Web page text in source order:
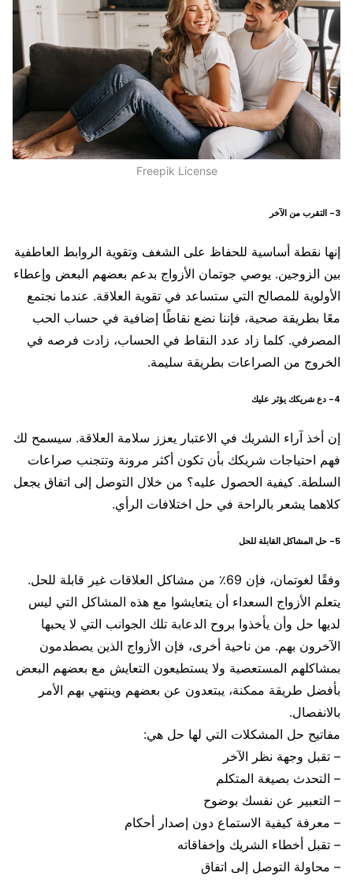
Freepik License
3- التقرب من الآخر
إنها نقطة أساسية للحفاظ على الشغف وتقوية الروابط العاطفية
بين الزوجين. يوصي جوتمان الأزواج بدعم بعضهم البعض وإعطاء
الأولوية للمصالح التي ستساعد في تقوية العلاقة. عندما نجتمع
معًا بطريقة صحية، فإننا نضع نقاطًا إضافية في حساب الحب
المصرفي. كلما زاد عدد النقاط في الحساب، زادت فرصه في
الخروج من الصراعات بطريقة سليمة.
4- دع شريكك يؤثر عليك
إن أخذ آراء الشريك في الاعتبار يعزز سلامة العلاقة. سيسمح لك
فهم احتياجات شريكك بأن تكون أكثر مرونة وتتجنب صراعات
السلطة. كيفية الحصول عليه؟ من خلال التوصل إلى اتفاق يجعل
كلاهما يشعر بالراحة في حل اختلافات الرأي.
5- حل المشاكل القابلة للحل
وفقًا لغوتمان، فإن 69٪ من مشاكل العلاقات غير قابلة للحل.
يتعلم الأزواج السعداء أن يتعايشوا مع هذه المشاكل التي ليس
لديها حل وأن يأخذوا بروح الدعابة تلك الجوانب التي لا يحبها
الآخرون بهم. من ناحية أخرى، فإن الأزواج الذين يصطدمون
بمشاكلهم المستعصية ولا يستطيعون التعايش مع بعضهم البعض
بأفضل طريقة ممكنة، يبتعدون عن بعضهم وينتهي بهم الأمر
بالانفصال.
مفاتيح حل المشكلات التي لها حل هي:
– تقبل وجهة نظر الآخر
– التحدث بصيغة المتكلم
– التعبير عن نفسك بوضوح
– معرفة كيفية الاستماع دون إصدار أحكام
– تقبل أخطاء الشريك وإخفاقاته
– محاولة التوصل إلى اتفاق